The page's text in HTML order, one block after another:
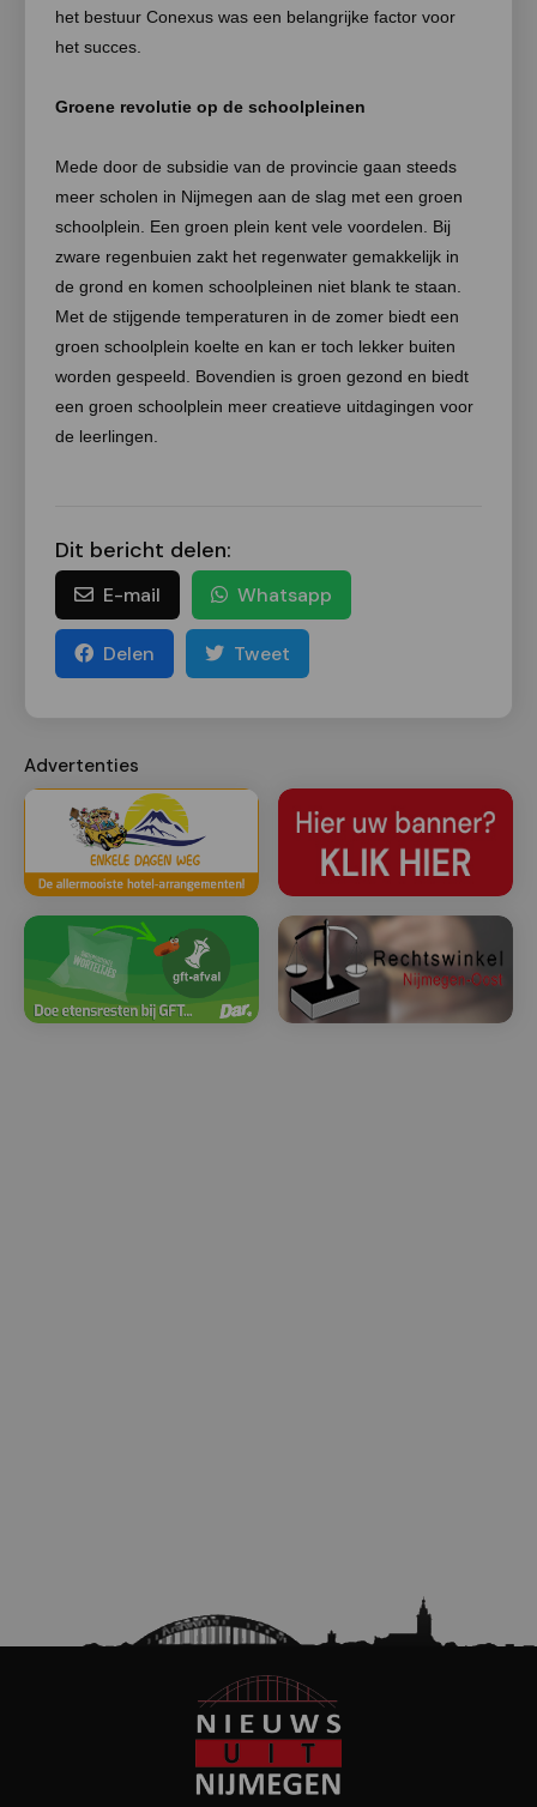
het bestuur Conexus was een belangrijke factor voor
het succes.
Groene revolutie op de schoolpleinen
Mede door de subsidie van de provincie gaan steeds
meer scholen in Nijmegen aan de slag met een groen
schoolplein. Een groen plein kent vele voordelen. Bij
zware regenbuien zakt het regenwater gemakkelijk in
de grond en komen schoolpleinen niet blank te staan.
Met de stijgende temperaturen in de zomer biedt een
groen schoolplein koelte en kan er toch lekker buiten
worden gespeeld. Bovendien is groen gezond en biedt
een groen schoolplein meer creatieve uitdagingen voor
de leerlingen.
Dit bericht delen:
E-mail Whatsapp
Delen Tweet
Advertenties